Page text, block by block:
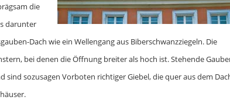
die
darunter
Dach wie ein Wellengang aus Biberschwanzziegeln. Die
bei denen die Öffnung breiter als hoch ist. Stehende
sozusagen Vorboten richtiger Giebel, die quer aus dem